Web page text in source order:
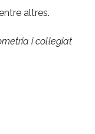
altres.
i col·legiat